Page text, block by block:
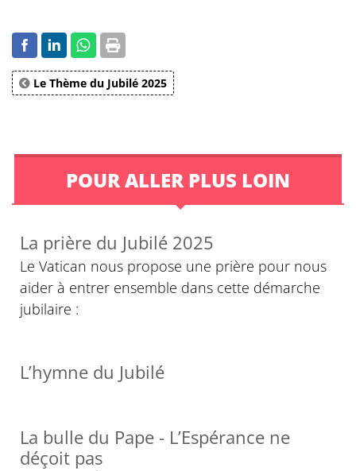
Le Thème du Jubilé 2025
POUR ALLER PLUS LOIN
La prière du Jubilé 2025
Le Vatican nous propose une prière pour nous
aider à entrer ensemble dans cette démarche
jubilaire :
L’hymne du Jubilé
La bulle du Pape - L’Espérance ne
déçoit pas